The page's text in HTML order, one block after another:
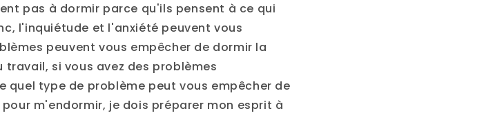
pas à dormir parce qu'ils pensent à ce qui
l'inquiétude et l'anxiété peuvent vous
peuvent vous empêcher de dormir la
travail, si vous avez des problèmes
quel type de problème peut vous empêcher de
m'endormir, je dois préparer mon esprit à